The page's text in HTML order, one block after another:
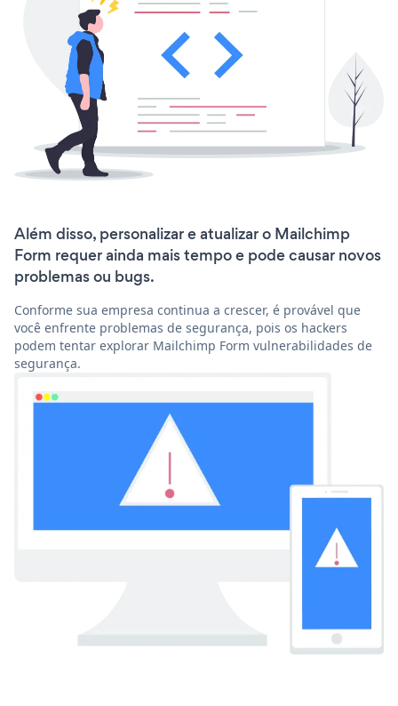
Além disso, personalizar e atualizar o Mailchimp
Form requer ainda mais tempo e pode causar novos
problemas ou bugs.
Conforme sua empresa continua a crescer, é provável que
você enfrente problemas de segurança, pois os hackers
podem tentar explorar Mailchimp Form vulnerabilidades de
segurança.